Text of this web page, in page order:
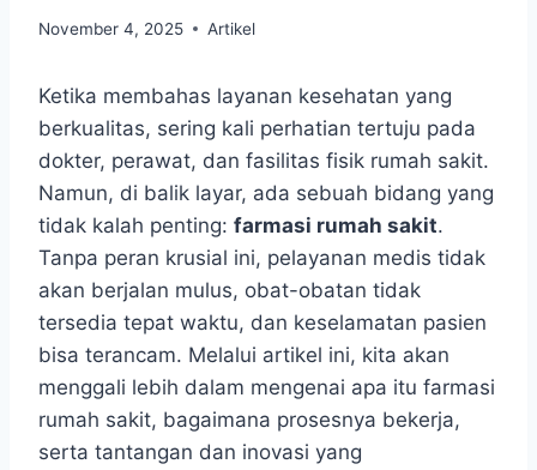
November 4, 2025 Artikel
Ketika membahas layanan kesehatan yang
berkualitas, sering kali perhatian tertuju pada
dokter, perawat, dan fasilitas fisik rumah sakit.
Namun, di balik layar, ada sebuah bidang yang
tidak kalah penting: farmasi rumah sakit.
Tanpa peran krusial ini, pelayanan medis tidak
akan berjalan mulus, obat-obatan tidak
tersedia tepat waktu, dan keselamatan pasien
bisa terancam. Melalui artikel ini, kita akan
menggali lebih dalam mengenai apa itu farmasi
rumah sakit, bagaimana prosesnya bekerja,
serta tantangan dan inovasi yang